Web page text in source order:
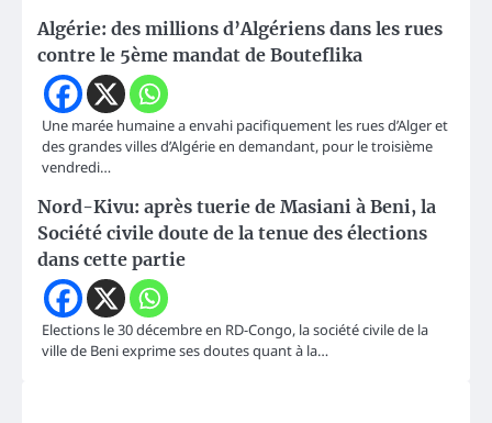
Algérie: des millions d’Algériens dans les rues
contre le 5ème mandat de Bouteflika
Une marée humaine a envahi pacifiquement les rues d’Alger et
des grandes villes d’Algérie en demandant, pour le troisième
vendredi…
Nord-Kivu: après tuerie de Masiani à Beni, la
Société civile doute de la tenue des élections
dans cette partie
Elections le 30 décembre en RD-Congo, la société civile de la
ville de Beni exprime ses doutes quant à la…